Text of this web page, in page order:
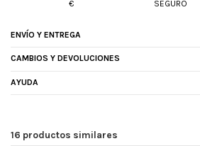
€
SEGURO
ENVÍO Y ENTREGA
CAMBIOS Y DEVOLUCIONES
AYUDA
16 productos similares